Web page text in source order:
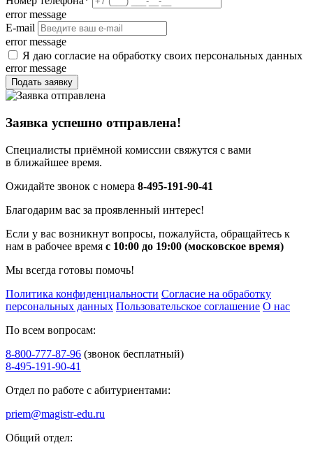
error message
E-mail
error message
Я даю согласие на обработку своих персональных данных
error message
Подать заявку
Заявка успешно отправлена!
Специалисты приёмной комиссии свяжутся с вами
в ближайшее время.
Ожидайте звонок с номера 8-495-191-90-41
Благодарим вас за проявленный интерес!
Если у вас возникнут вопросы, пожалуйста, обращайтесь к
нам в рабочее время с 10:00 до 19:00 (московское время)
Мы всегда готовы помочь!
Политика конфиденциальности Согласие на обработку
персональных данных Пользовательское соглашение О нас
По всем вопросам:
8-800-777-87-96 (звонок бесплатный)
8-495-191-90-41
Отдел по работе с абитуриентами:
priem@magistr-edu.ru
Общий отдел: